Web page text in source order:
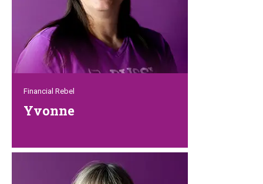
kennerlernen möchtest oder einfach nur
mal in natura sehen möchtest, komm
einfach zu einer unserer Ausstellungen.
Er wird dich
Financial Rebel
Yvonne
dafür, dass Petrebels finanziell gesund
ist und bleibt. Sie ist mit Herz und Seele
bei der Sache. Sie ist jemand, der